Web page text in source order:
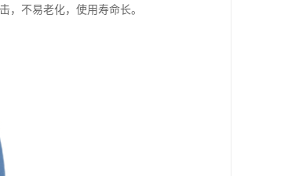
，不易老化，使用寿命长。